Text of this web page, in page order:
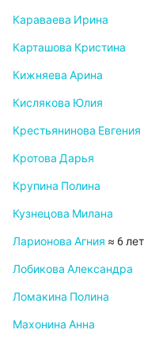
Караваева Ирина
Карташова Кристина
Кижняева Арина
Кислякова Юлия
Крестьянинова Евгения
Кротова Дарья
Крупина Полина
Кузнецова Милана
Ларионова Агния ≈ 6 лет
Лобикова Александра
Ломакина Полина
Махонина Анна